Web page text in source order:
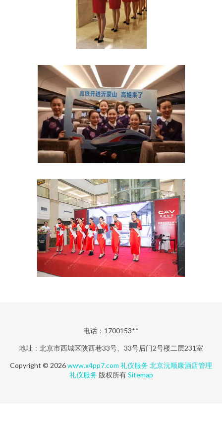
电话：1700153**
地址：北京市西城区陕西巷33号、33号后门2号楼二层231室
Copyright © 2026www.x4pp7.com 礼仪服务 北京沅顺康酒店管理
礼仪服务 版权所有Sitemap